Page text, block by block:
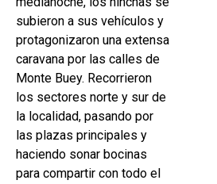
subieron a sus vehículos y
protagonizaron una extensa
caravana por las calles de
Monte Buey. Recorrieron
los sectores norte y sur de
la localidad, pasando por
las plazas principales y
haciendo sonar bocinas
para compartir con todo el